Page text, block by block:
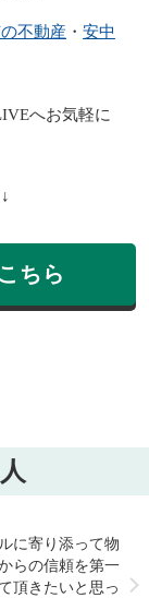
不動産 ・ 安中
へお気軽に
ちら
に寄り添って物
らの信頼を第一
頂きたいと思っ